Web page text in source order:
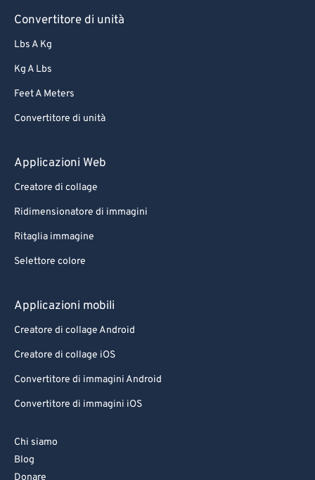
Convertitore di unità
Lbs A Kg
Kg A Lbs
Feet A Meters
Convertitore di unità
Applicazioni Web
Creatore di collage
Ridimensionatore di immagini
Ritaglia immagine
Selettore colore
Applicazioni mobili
Creatore di collage Android
Creatore di collage iOS
Convertitore di immagini Android
Convertitore di immagini iOS
Chi siamo
Blog
Donare